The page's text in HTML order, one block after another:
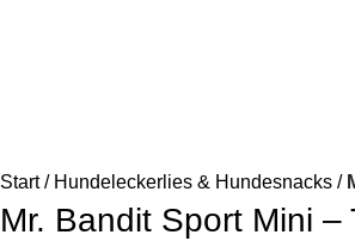
Start Hundeleckerlies & Hundesnacks
Mr. Bandit Sport Mini –